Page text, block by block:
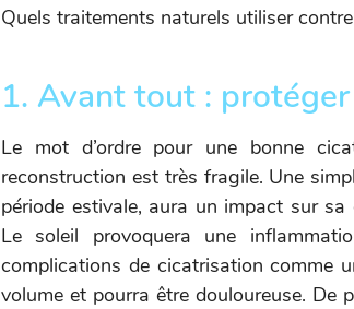
Quels traitements naturels utiliser
1. Avant tout :
Le mot d’ordre pour une bonne
reconstruction est très fragile. Une
période estivale, aura un impact sur
Le soleil provoquera une
complications de cicatrisation comme
volume et pourra être douloureuse. De